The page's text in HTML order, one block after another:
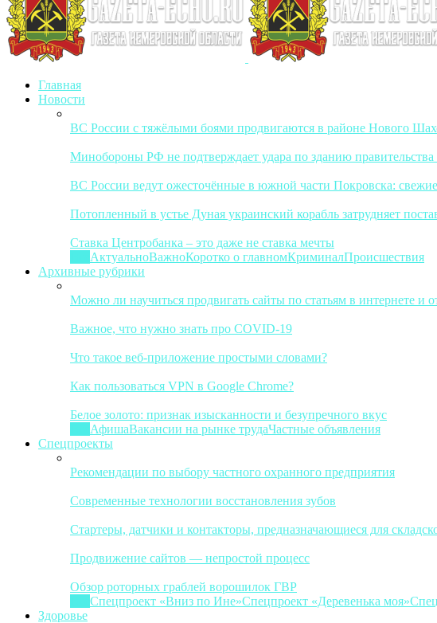
Главная
Новости
ВС России с тяжёлыми боями продвигаются в районе Нового
Минобороны РФ не подтверждает удара по зданию
ВС России ведут ожесточённые в южной части Покровска:
Потопленный в устье Дуная украинский корабль затрудняет
Ставка Центробанка – это даже не ставка мечты
АктуальноВажноКоротко о главномКриминалПроисшествия
Архивные рубрики
Можно ли научиться продвигать сайты по статьям в интернете и
Важное, что нужно знать про COVID-19
Что такое веб-приложение простыми словами?
Как пользоваться VPN в Google Chrome?
Белое золото: признак изысканности и безупречного вкус
АфишаВакансии на рынке трудаЧастные объявления
Спецпроекты
Рекомендации по выбору частного охранного предприятия
Современные технологии восстановления зубов
Стартеры, датчики и контакторы, предназначающиеся для
Продвижение сайтов — непростой процесс
Обзор роторных граблей ворошилок ГВР
Спецпроект «Вниз по Ине»Спецпроект «Деревенька моя»
Здоровье